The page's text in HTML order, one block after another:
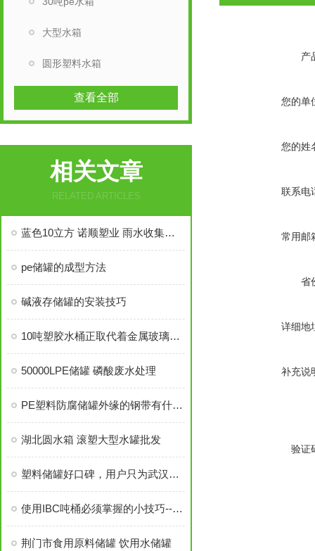
大型水箱
圆形塑料水箱
查看全部
相关文章
RELATED ARTICLES
蓝色10立方 诺顺塑业 雨水收集塑料桶 全新款PE材质
pe储罐的成型方法
碱液存储罐的安装技巧
10吨塑胶水桶正取代着金属玻璃容器
50000LPE储罐 磷酸废水处理
PE塑料防腐储罐外缘的钢带有什么作用
湖北圆水箱 滚塑大型水罐批发
塑料储罐好口碑，用户只为武汉诺顺来！
使用IBC吨桶必须掌握的小技巧--IBC吨桶如何清洗
荆门市食用原料储罐 饮用水储罐
产
您的单
您的姓
联系电
常用邮
省
详细地
补充说
验证